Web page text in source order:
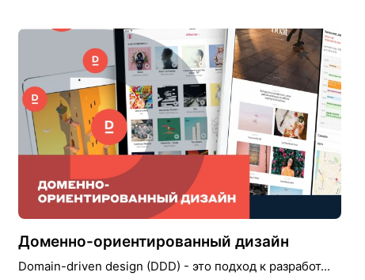
Доменно-ориентированный дизайн
Domain-driven design (DDD) - это подход к разработ...